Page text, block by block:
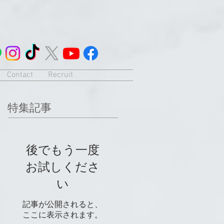
Contact Recruit
特集記事
後でもう一度
お試しくださ
い
記事が公開されると、
ここに表示されます。